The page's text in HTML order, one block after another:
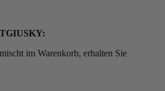
im Warenkorb, erhalten Sie